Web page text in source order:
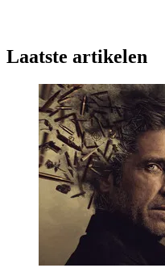
Laatste artikelen